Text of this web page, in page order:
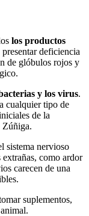
los productos
deficiencia
de glóbulos rojos y
y los virus.
cualquier tipo de
de la
Zúñiga.
sistema nervioso
como ardor
carecen de una
suplementos,